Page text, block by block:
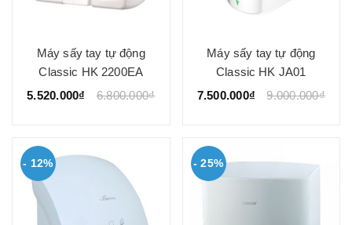
Máy sấy tay tự động
Classic HK 2200EA
5.520.000₫
6.800.000₫
Máy sấy tay tự động
Classic HK JA01
7.500.000₫
9.000.000₫
- 12% - 25%